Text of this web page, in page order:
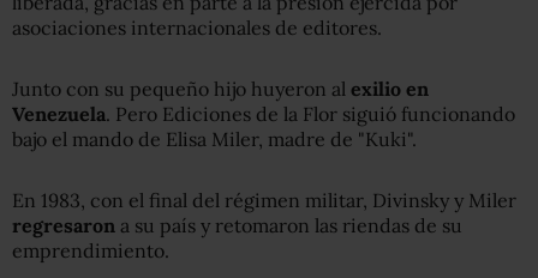
asociaciones internacionales de editores.
Junto con su pequeño hijo huyeron al exilio en
Venezuela. Pero Ediciones de la Flor siguió funcionando
bajo el mando de Elisa Miler, madre de "Kuki".
En 1983, con el final del régimen militar, Divinsky y Miler
regresaron a su país y retomaron las riendas de su
emprendimiento.